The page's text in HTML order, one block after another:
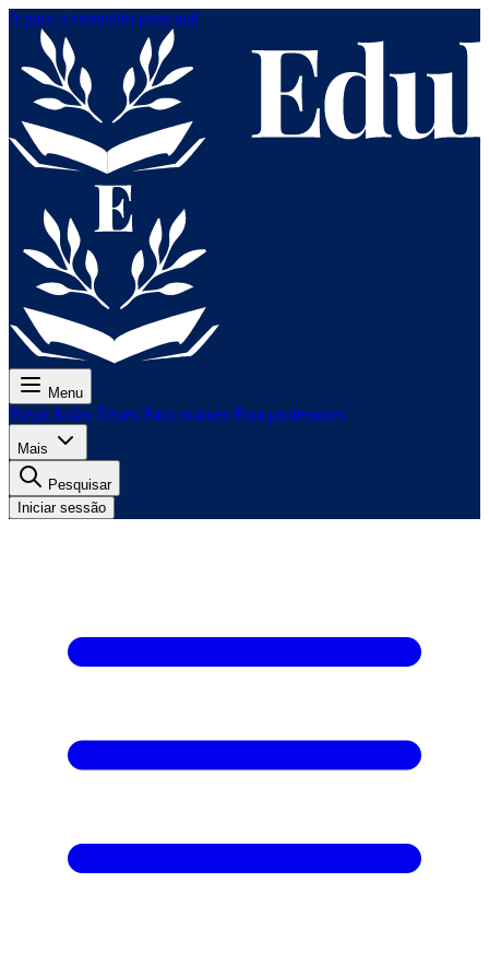
Ir para o conteúdo principal
Menu
Preço Aulas Testes Para exames Para professores
Mais
Pesquisar
Iniciar sessão